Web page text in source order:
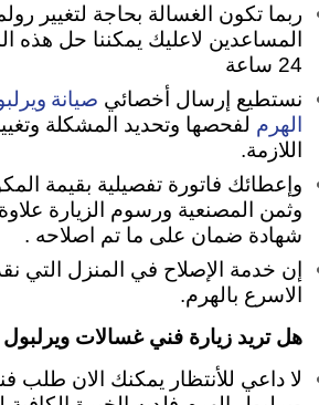
ربما تكون الغسالة بحاجة لتغيير
المساعدين لاعليك يمكننا حل هذه
24 ساعة
نستطيع إرسال أخصائي صيانة
الهرم لفحصها وتحديد المشكلة
اللازمة.
وإعطائك فاتورة تفصيلية بقيمة
وثمن المصنعية ورسوم الزيارة
شهادة ضمان على ما تم اصلاحه .
إن خدمة الإصلاح في المنزل التي
الاسرع بالهرم.
هل تريد زيارة فني غسالات ويرلبول
لا داعي للأنتظار يمكنك الان طلب